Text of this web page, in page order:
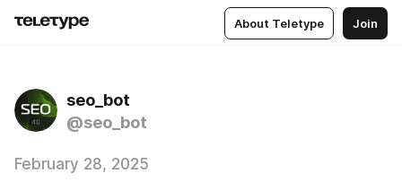
About Teletype Join
seo_bot
@seo_bot
February 28, 2025